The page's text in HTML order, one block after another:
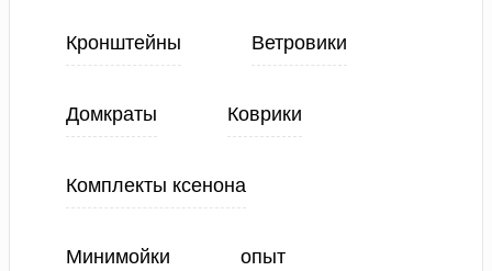
Кронштейны Ветровики
Домкраты Коврики
Комплекты ксенона
Минимойки опыт